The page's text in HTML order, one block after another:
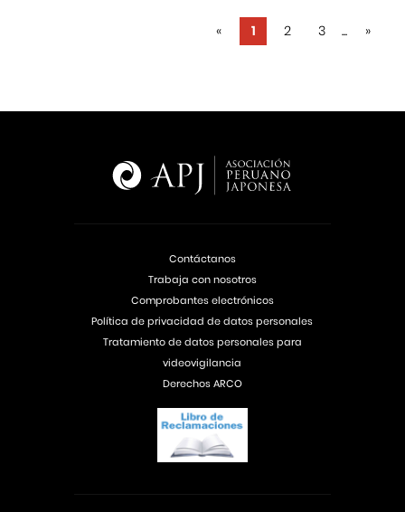
« 1 2 3 ... »
Contáctanos
Trabaja con nosotros
Comprobantes electrónicos
Política de privacidad de datos personales
Tratamiento de datos personales para
videovigilancia
Derechos ARCO